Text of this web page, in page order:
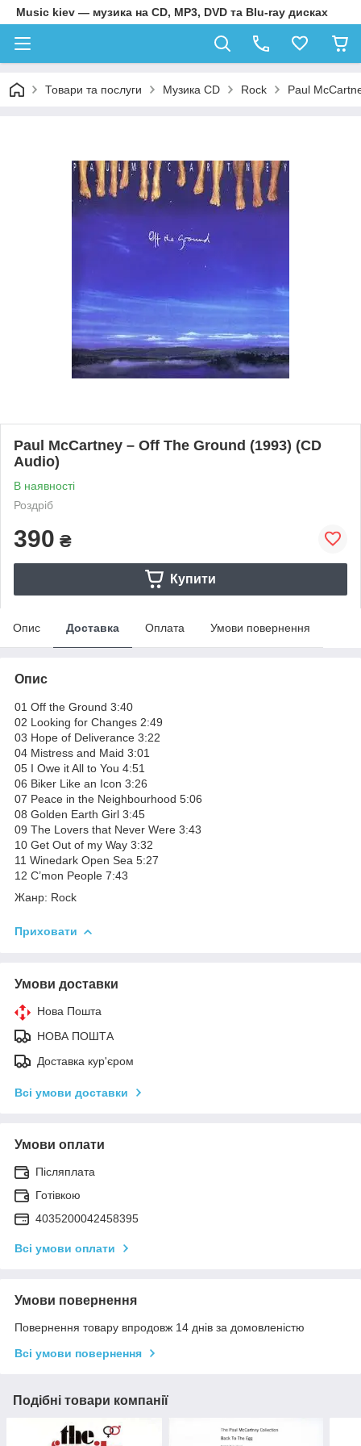
Music kiev — музика на CD, MP3, DVD та Blu-ray дисках
Товари та послуги Музика CD Rock Paul
Paul McCartney – Off The Ground (1993) (CD
Audio)
В наявності
Роздріб
390 ₴
Купити
Опис Доставка Оплата Умови повернення
Опис
01 Off the Ground 3:40
02 Looking for Changes 2:49
03 Hope of Deliverance 3:22
04 Mistress and Maid 3:01
05 I Owe it All to You 4:51
06 Biker Like an Icon 3:26
07 Peace in the Neighbourhood 5:06
08 Golden Earth Girl 3:45
09 The Lovers that Never Were 3:43
10 Get Out of my Way 3:32
11 Winedark Open Sea 5:27
12 C’mon People 7:43
Жанр: Rock
Приховати
Умови доставки
Нова Пошта
НОВА ПОШТА
Доставка кур'єром
Всі умови доставки
Умови оплати
Післяплата
Готівкою
4035200042458395
Всі умови оплати
Умови повернення
Повернення товару впродовж 14 днів за домовленістю
Всі умови повернення
Подібні товари компанії